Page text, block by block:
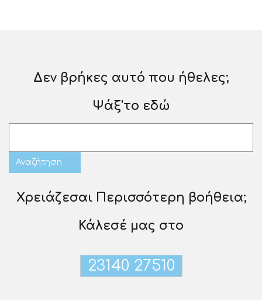
Δεν βρήκες αυτό που ήθελες;
Ψάξ'το εδώ
Χρειάζεσαι Περισσότερη βοήθεια;
Κάλεσέ μας στο
23140 27510